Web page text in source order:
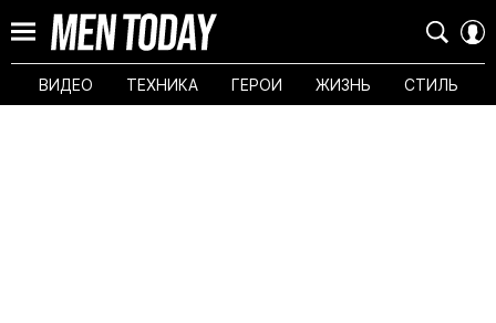
ВИДЕО ТЕХНИКА ГЕРОИ ЖИЗНЬ СТИЛЬ